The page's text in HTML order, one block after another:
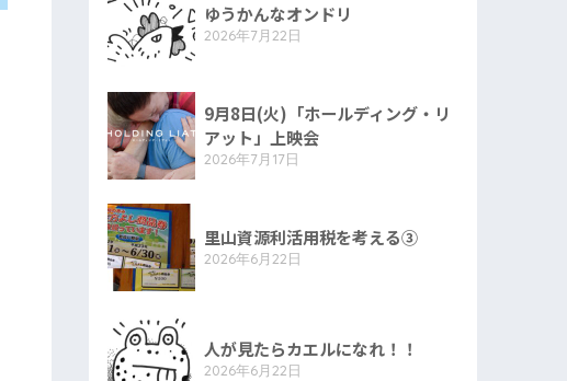
ゆうかんなオンドリ
2026年7月22日
9月8日(火)「ホールディング・リ
アット」上映会
2026年7月17日
里山資源利活用税を考える③
2026年6月22日
人が見たらカエルになれ！！
2026年6月22日